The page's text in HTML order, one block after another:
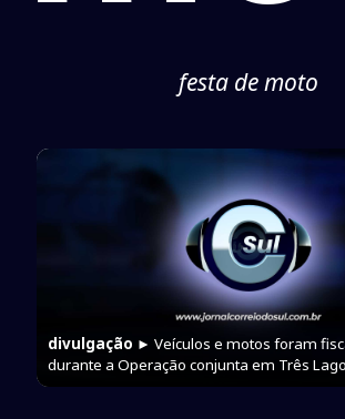
festa de moto
divulgação ► Veículos e motos foram
durante a Operação conjunta em Três